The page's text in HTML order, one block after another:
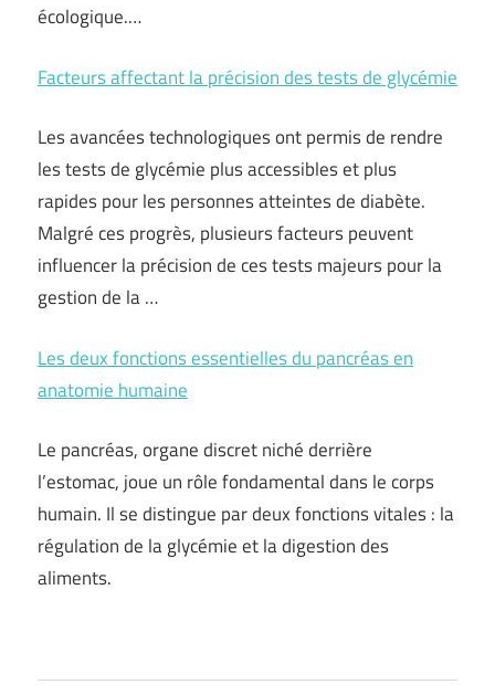
écologique.…
Facteurs affectant la précision des tests de glycémie
Les avancées technologiques ont permis de rendre
les tests de glycémie plus accessibles et plus
rapides pour les personnes atteintes de diabète.
Malgré ces progrès, plusieurs facteurs peuvent
influencer la précision de ces tests majeurs pour la
gestion de la …
Les deux fonctions essentielles du pancréas en
anatomie humaine
Le pancréas, organe discret niché derrière
l’estomac, joue un rôle fondamental dans le corps
humain. Il se distingue par deux fonctions vitales : la
régulation de la glycémie et la digestion des
aliments.